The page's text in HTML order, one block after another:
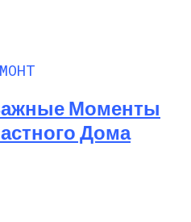
Моменты
Дома